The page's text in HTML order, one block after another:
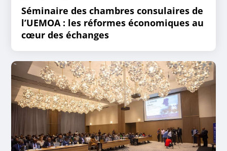
Séminaire des chambres consulaires de
l’UEMOA : les réformes économiques au
cœur des échanges